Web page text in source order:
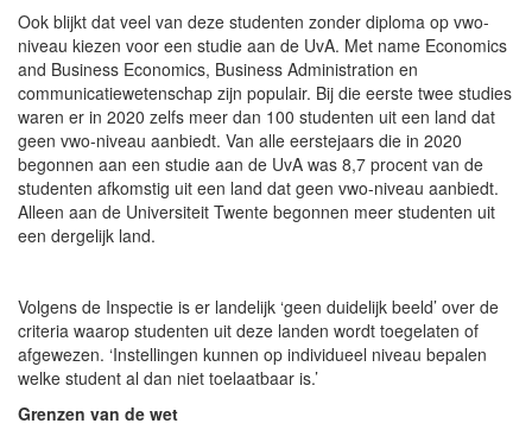
Ook blijkt dat veel van deze studenten zonder diploma op vwo-
niveau kiezen voor een studie aan de UvA. Met name Economics
and Business Economics, Business Administration en
communicatiewetenschap zijn populair. Bij die eerste twee studies
waren er in 2020 zelfs meer dan 100 studenten uit een land dat
geen vwo-niveau aanbiedt. Van alle eerstejaars die in 2020
begonnen aan een studie aan de UvA was 8,7 procent van de
studenten afkomstig uit een land dat geen vwo-niveau aanbiedt.
Alleen aan de Universiteit Twente begonnen meer studenten uit
een dergelijk land.
Volgens de Inspectie is er landelijk ‘geen duidelijk beeld’ over de
criteria waarop studenten uit deze landen wordt toegelaten of
afgewezen. ‘Instellingen kunnen op individueel niveau bepalen
welke student al dan niet toelaatbaar is.’
Grenzen van de wet